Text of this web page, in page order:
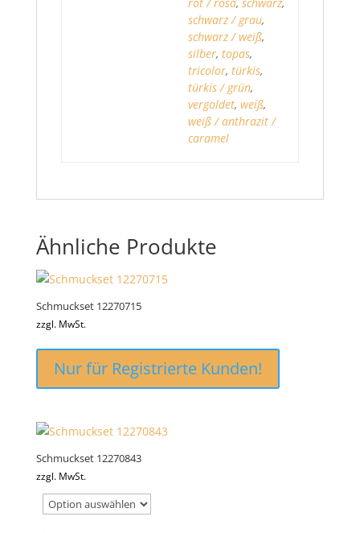
schwarz / grau,
schwarz / weiß,
silber, topas,
tricolor, türkis,
türkis / grün,
vergoldet, weiß,
weiß / anthrazit /
caramel
Ähnliche Produkte
Schmuckset 12270715
zzgl. MwSt.
Nur für Registrierte Kunden!
Schmuckset 12270843
zzgl. MwSt.